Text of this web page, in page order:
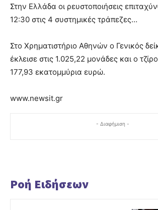
Στην Ελλάδα οι ρευστοποιήσεις
12:30 στις 4 συστημικές τράπεζες…
Στο Χρηματιστήριο Αθηνών ο Γενικός
έκλεισε στις 1.025,22 μονάδες και ο
177,93 εκατομμύρια ευρώ.
www.newsit.gr
- Διαφήμιση -
Ροή Ειδήσεων